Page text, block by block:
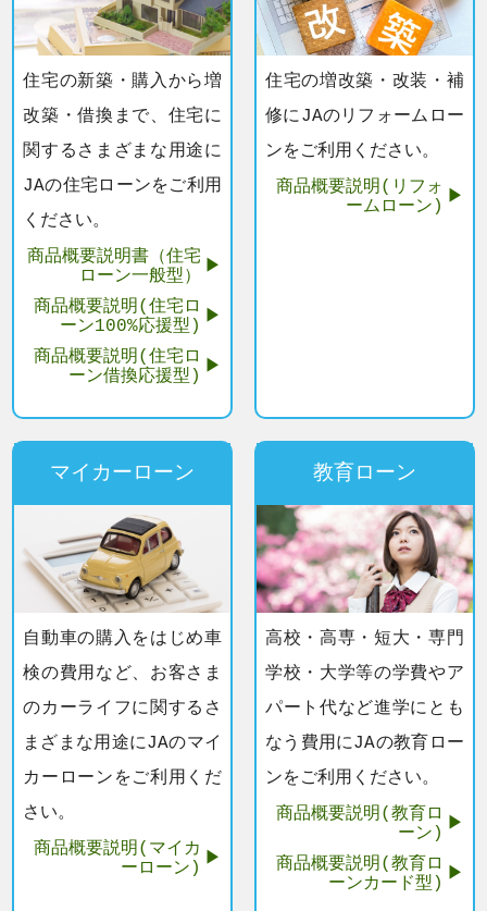
住宅の新築・購入から増
改築・借換まで、住宅に
関するさまざまな用途に
JAの住宅ローンをご利用
ください。
商品概要説明書（住宅
ローン一般型）
商品概要説明(住宅ロ
ーン100%応援型)
商品概要説明(住宅ロ
ーン借換応援型)
住宅の増改築・改装・補
修にJAのリフォームロー
ンをご利用ください。
商品概要説明(リフォ
ームローン)
マイカーローン
自動車の購入をはじめ車
検の費用など、お客さま
のカーライフに関するさ
まざまな用途にJAのマイ
カーローンをご利用くだ
さい。
商品概要説明(マイカ
ーローン)
教育ローン
高校・高専・短大・専門
学校・大学等の学費やア
パート代など進学にとも
なう費用にJAの教育ロー
ンをご利用ください。
商品概要説明(教育ロ
ーン)
商品概要説明(教育ロ
ーンカード型)